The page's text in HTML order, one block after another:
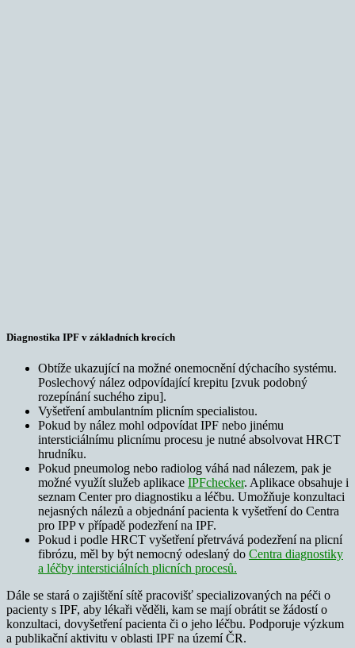
Diagnostika IPF v základních krocích
Obtíže ukazující na možné onemocnění dýchacího systému.
Poslechový nález odpovídající krepitu [zvuk podobný
rozepínání suchého zipu].
Vyšetření ambulantním plicním specialistou.
Pokud by nález mohl odpovídat IPF nebo jinému
intersticiálnímu plicnímu procesu je nutné absolvovat HRCT
hrudníku.
Pokud pneumolog nebo radiolog váhá nad nálezem, pak je
možné využít služeb aplikace IPFchecker. Aplikace obsahuje i
seznam Center pro diagnostiku a léčbu. Umožňuje konzultaci
nejasných nálezů a objednání pacienta k vyšetření do Centra
pro IPP v případě podezření na IPF.
Pokud i podle HRCT vyšetření přetrvává podezření na plicní
fibrózu, měl by být nemocný odeslaný do Centra diagnostiky
a léčby intersticiálních plicních procesů.
Dále se stará o zajištění sítě pracovišť specializovaných na péči o
pacienty s IPF, aby lékaři věděli, kam se mají obrátit se žádostí o
konzultaci, dovyšetření pacienta či o jeho léčbu. Podporuje výzkum
a publikační aktivitu v oblasti IPF na území ČR.